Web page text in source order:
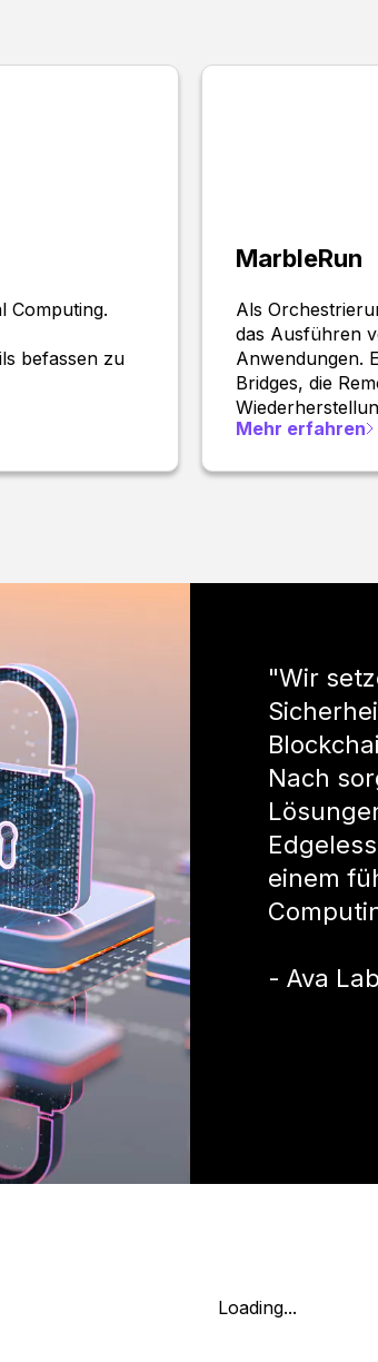
Computing.
befassen zu
MarbleRun
Als
das Ausführen
Anwendungen.
Bridges, die
Mehr erfahren
"Wir
Nach
einem
- Ava
Loading...